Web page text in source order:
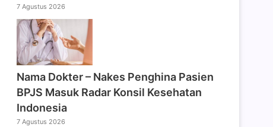
7 Agustus 2026
Nama Dokter – Nakes Penghina Pasien
BPJS Masuk Radar Konsil Kesehatan
Indonesia
7 Agustus 2026